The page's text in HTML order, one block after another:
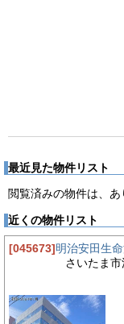
最近見た物件リスト
閲覧済みの物件は、あ
近くの物件リスト
[045673]明治安田生
さいたま